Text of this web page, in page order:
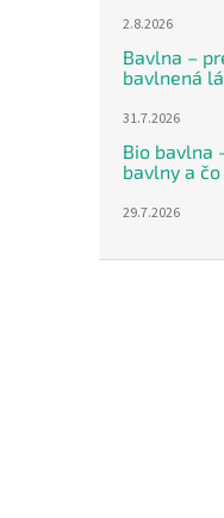
2.8.2026
Bavlna –
bavlnená
31.7.2026
Bio bavlna
bavlny a čo
29.7.2026